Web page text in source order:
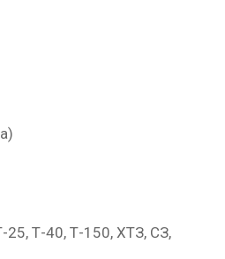
Т-40, Т-150, ХТЗ, СЗ,